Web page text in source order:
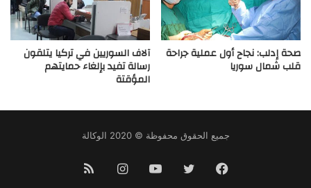
صحة إدلب: نجاح أول عملية جراحة
قلب شمال سوريا
آلاف السوريين في ‎تركيا يتلقون
رسالة تفيد بإلغاء حمايتهم
المؤقتة
جميع الحقوق محفوظة © 2020 الوكالة
فيسبوك تويتر يوتيوب انستقرام